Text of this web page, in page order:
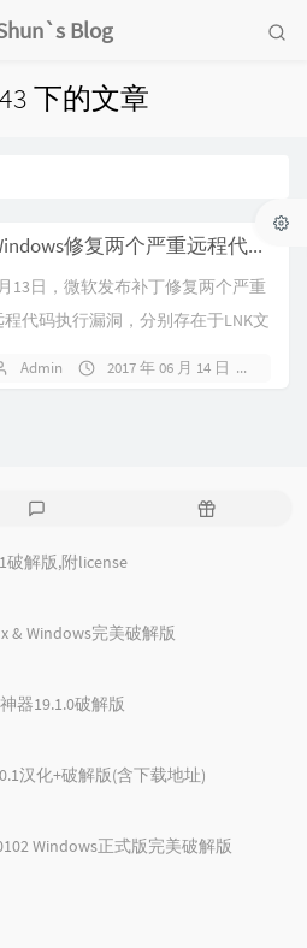
Blog
下的文章
Windows修复两个严重远程代码执行漏洞（CVE-2017-8543/8464）
13日，微软发布补丁修复两个严重
程代码执行漏洞，分别存在于LNK文
Admin 2017 年 06 月 14 日
评
论
随
破解版,附license
& Windows完美破解版
器19.1.0破解版
汉化+破解版(含下载地址)
Windows正式版完美破解版